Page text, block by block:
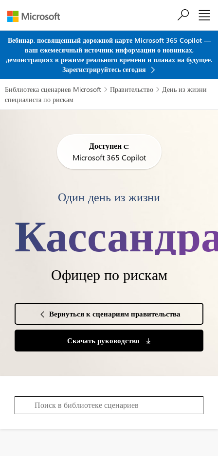
Перейти к основному содержанию
Вебинар, посвященный дорожной карте Microsoft 365 Copilot —
ваш ежемесячный источник информации о новинках,
демонстрациях в режиме реального времени и планах на будущее.
Зарегистрируйтесь сегодня
Библиотека сценариев Microsoft  Правительство  День из жизни
специалиста по рискам
Доступен с:
Microsoft 365 Copilot
Один день из жизни
Офицер по рискам
Вернуться к сценариям правительства
Скачать руководство